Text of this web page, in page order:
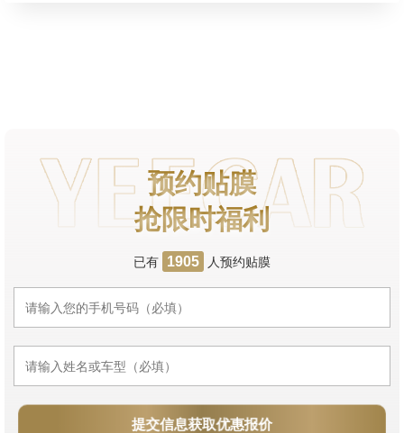
预约贴膜
抢限时福利
已有 1905 人预约贴膜
提交信息获取优惠报价